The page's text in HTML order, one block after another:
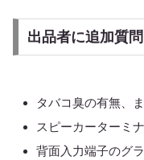
出品者に追加質
タバコ臭の有無、
スピーカーターミ
背面入力端子のグ